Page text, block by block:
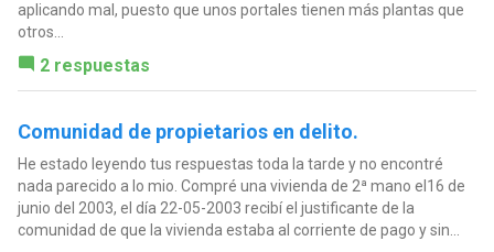
aplicando mal, puesto que unos portales tienen más plantas que
otros...
2 respuestas
Comunidad de propietarios en delito.
He estado leyendo tus respuestas toda la tarde y no encontré
nada parecido a lo mio. Compré una vivienda de 2ª mano el16 de
junio del 2003, el día 22-05-2003 recibí el justificante de la
comunidad de que la vivienda estaba al corriente de pago y sin...